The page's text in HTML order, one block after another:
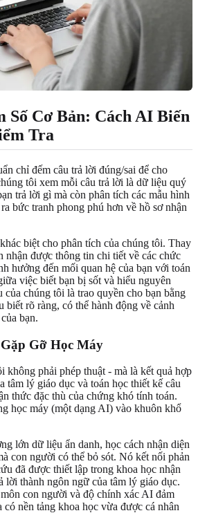
Số Cơ Bản: Cách AI Biến
Tra
chỉ đếm câu trả lời đúng/sai để cho
tôi xem mỗi câu trả lời là dữ liệu quý
trả lời gì mà còn phân tích các mẫu hình
bức tranh phong phú hơn về hồ sơ nhận
biệt cho phân tích của chúng tôi. Thay
nhận được thông tin chi tiết về các chức
hưởng đến mối quan hệ của bạn với toán
việc biết bạn bị sốt và hiểu nguyên
của chúng tôi là trao quyền cho bạn bằng
biết rõ ràng, có thể hành động về cảnh
bạn.
Gỡ Học Máy
không phải phép thuật - mà là kết quả hợp
tâm lý giáo dục và toán học thiết kế câu
thức đặc thù của chứng khó tính toán.
học máy (một dạng AI) vào khuôn khổ
lớn dữ liệu ẩn danh, học cách nhận diện
con người có thể bỏ sót. Nó kết nối phản
đã được thiết lập trong khoa học nhận
lời thành ngôn ngữ của tâm lý giáo dục.
con người và độ chính xác AI đảm
có nền tảng khoa học vừa được cá nhân